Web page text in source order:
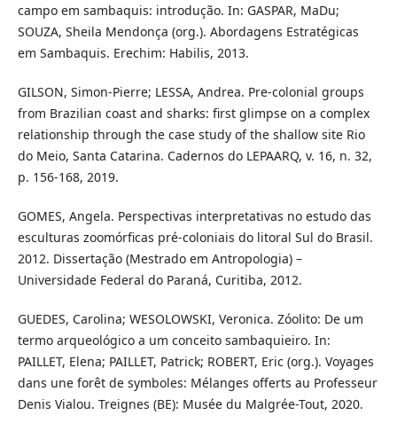
campo em sambaquis: introdução. In: GASPAR, MaDu;
SOUZA, Sheila Mendonça (org.). Abordagens Estratégicas
em Sambaquis. Erechim: Habilis, 2013.
GILSON, Simon-Pierre; LESSA, Andrea. Pre-colonial groups
from Brazilian coast and sharks: first glimpse on a complex
relationship through the case study of the shallow site Rio
do Meio, Santa Catarina. Cadernos do LEPAARQ, v. 16, n. 32,
p. 156-168, 2019.
GOMES, Angela. Perspectivas interpretativas no estudo das
esculturas zoomórficas pré-coloniais do litoral Sul do Brasil.
2012. Dissertação (Mestrado em Antropologia) –
Universidade Federal do Paraná, Curitiba, 2012.
GUEDES, Carolina; WESOLOWSKI, Veronica. Zóolito: De um
termo arqueológico a um conceito sambaquieiro. In:
PAILLET, Elena; PAILLET, Patrick; ROBERT, Eric (org.). Voyages
dans une forêt de symboles: Mélanges offerts au Professeur
Denis Vialou. Treignes (BE): Musée du Malgrée-Tout, 2020.